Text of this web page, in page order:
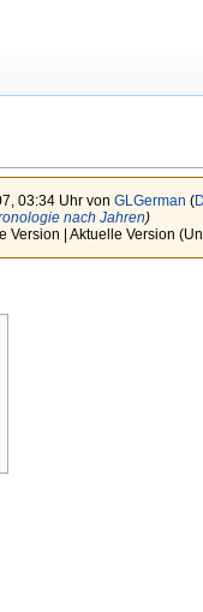
03:34 Uhr von GLGerman (
nach Jahren)
Version | Aktuelle Version